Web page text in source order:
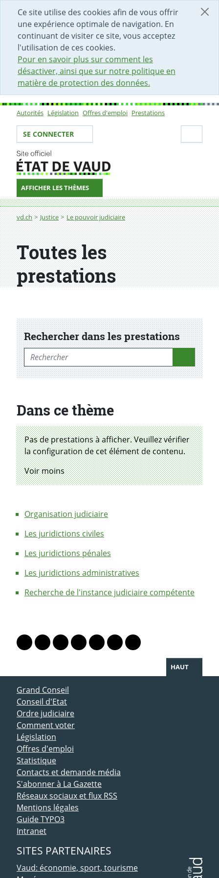
Ce site utilise des cookies afin de vous offrir
une expérience optimale de navigation. En
continuant de visiter ce site, vous acceptez
l'utilisation de ces cookies.
Pour en savoir plus sur comment les
désactiver, ainsi que sur notre politique en
matière de protection des données.
DÉBUT DU CONTENU DE LA PAGE
ACCÈS AU CHAMP DE RECHERCHE
PAGE D'ACCUEIL
FORMULAIRE DE CONTACT
Sous-navigation
Autorités Législation Offres d'emploi Prestations
Votre identité
SE CONNECTER
AFFICHER LES THÈMES
Fil d'Ariane
vd.ch Justice Le pouvoir judiciaire
Toutes les
prestations
Rechercher dans les prestations
Rechercher dans les prestations
Dans ce thème
Pas de prestations à afficher. Veuillez vérifier
la configuration de cet élément de contenu.
Voir moinsde prestations
Organisation judiciaire
Les juridictions civiles
Les juridictions pénales
Les juridictions administratives
Recherche de l'instance judiciaire compétente
Lien vers le profil Mastodon
Lien vers le profil Bluesky
Lien vers le profil Instagram
Lien vers le profil Linkedin
Lien vers le profil Facebook
Lien vers le profil Twitter
Partager par WhatsApp
HAUT
ACCÈS DIRECT
Grand Conseil
Conseil d'Etat
Ordre judiciaire
Comment voter
Législation
Offres d'emploi
Statistique
Contacts et demande média
S'abonner à La Gazette
Réseaux sociaux et flux RSS
Mentions légales
Guide TYPO3
Intranet
SITES PARTENAIRES
Vaud: économie, sport, tourisme